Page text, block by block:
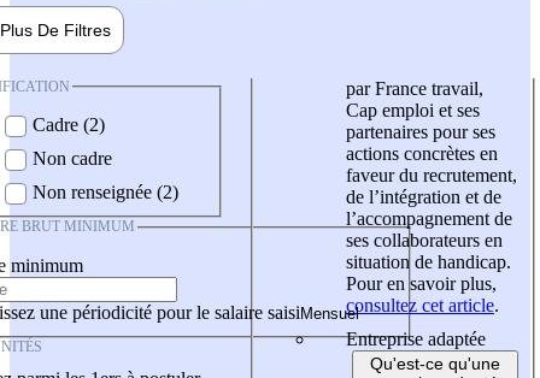
Plus De Filtres
Cadre (2)
Non cadre
Non renseignée (2)
BRUT MINIMUM
minimum
une périodicité pour le salaire saisi
par France travail,
Cap emploi et ses
partenaires pour ses
actions concrètes en
faveur du recrutement,
de l’intégration et de
l’accompagnement de
ses collaborateurs en
situation de handicap.
Pour en savoir plus,
consultez cet article.
Entreprise adaptée
Qu'est-ce qu'une